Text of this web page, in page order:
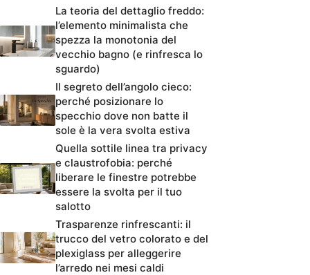
La teoria del dettaglio freddo:
l’elemento minimalista che
spezza la monotonia del
vecchio bagno (e rinfresca lo
sguardo)
Il segreto dell’angolo cieco:
perché posizionare lo
specchio dove non batte il
sole è la vera svolta estiva
Quella sottile linea tra privacy
e claustrofobia: perché
liberare le finestre potrebbe
essere la svolta per il tuo
salotto
Trasparenze rinfrescanti: il
trucco del vetro colorato e del
plexiglass per alleggerire
l’arredo nei mesi caldi